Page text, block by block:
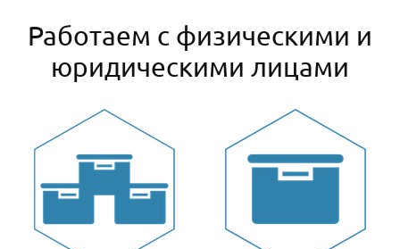
Работаем с физическими и
юридическими лицами